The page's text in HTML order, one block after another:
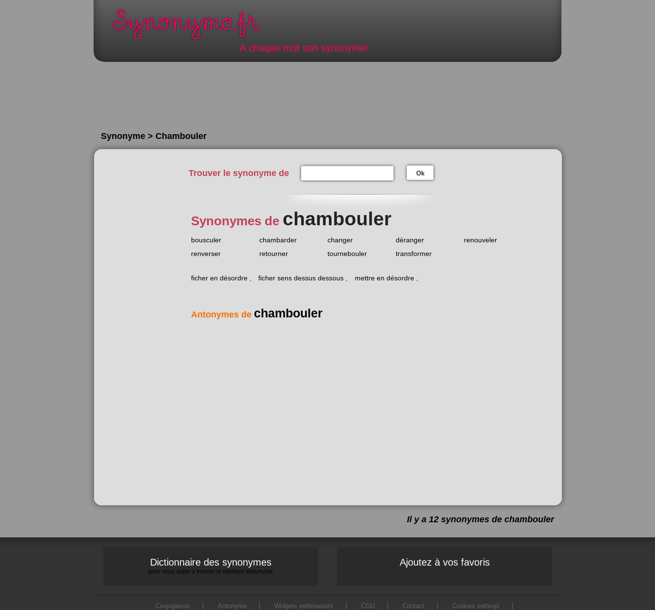
A chaque mot son synonyme!
Synonyme > Chambouler
Trouver le synonyme de Ok
Synonymes de chambouler
bousculer chambarder changer déranger
renouveler
renverser
retourner tournebouler transformer
ficher en désordre ficher sens dessus dessous mettre en désordre
Antonymes de chambouler
Il y a 12 synonymes de chambouler
Dictionnaire des synonymes
pour vous aider à trouver le meilleur synonyme
Ajoutez à vos favoris
Conjugaison Antonyme Widgets webmasters CGU Contact
Cookies settings